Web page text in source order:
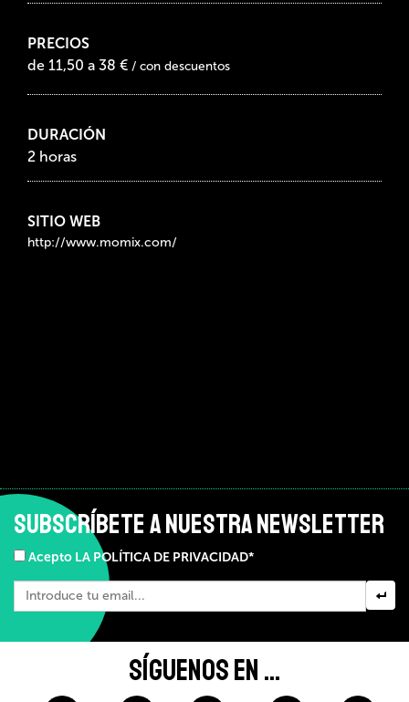
PRECIOS
de 11,50 a 38 € / con descuentos
DURACIÓN
2 horas
SITIO WEB
http://www.momix.com/
SUBSCRÍBETE A NUESTRA NEWSLETTER
Acepto LA POLÍTICA DE PRIVACIDAD*
SÍGUENOS EN ...